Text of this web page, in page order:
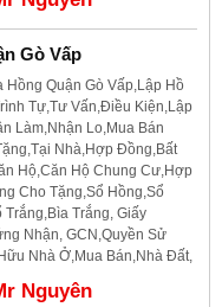
Gò Vấp
Hồng Quận Gò Vấp,Lập Hồ
Tự,Tư Vấn,Điều Kiện,Lập
Làm,Nhận Lo,Mua Bán
Nhà,Hợp Đồng,Bất
Hộ,Căn Hộ Chung Cư,Hợp
Cho Tặng,Sổ Hồng,Sổ
Trắng, Giấy
Nhận, GCN,Quyền Sử
Nhà Ở,Mua Bán,Nhà Đất,
Nguyên